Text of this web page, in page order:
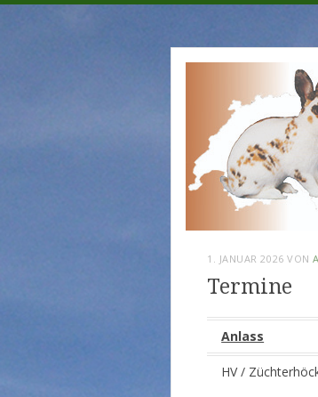
1. JANUAR 2026 VON
Termine
Anlass
HV /